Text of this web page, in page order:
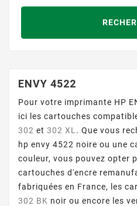
ENVY 4522
Pour votre imprimante HP
ici les cartouches
302 et 302 XL . Que vous
hp envy 4522 noire ou une
couleur, vous pouvez opter
cartouches d'encre
fabriquées en France, les
302 BK noir ou encore les